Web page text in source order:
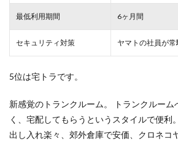
最低利用期間 6ヶ月間
セキュリティ対策 ヤマトの社員が
5位は宅トラです。
新感覚のトランクルーム。 トランクルーム
く、宅配してもらうというスタイルで便利。
出し入れ楽々、郊外倉庫で安価、クロネコ